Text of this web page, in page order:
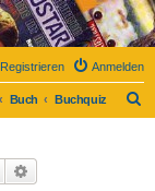
Anmelden
Registrieren
Buch Buchquiz
Suche